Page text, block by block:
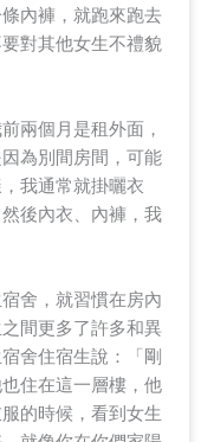
內褲，就跑來跑去
對其他女生不禮貌
兩個月是租外面，
為別間房間，可能
我通常就掛曬衣
後內衣、內褲，我
舍，就習慣在房內
間更多了許多和異
舍住宿生說：「剛
住在這一層樓，他
的時候，看到女生